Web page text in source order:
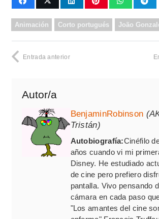
Animación Corto portugués João
Entrada anterior
Autor/a
BenjaminRobinson
Tristán)
Autobiografía:Cinéfilo
años cuando vi mi
Disney. He estudiado
de cine pero prefiero
pantalla. Vivo pensando
cámara en cada paso
"Los amantes del cine